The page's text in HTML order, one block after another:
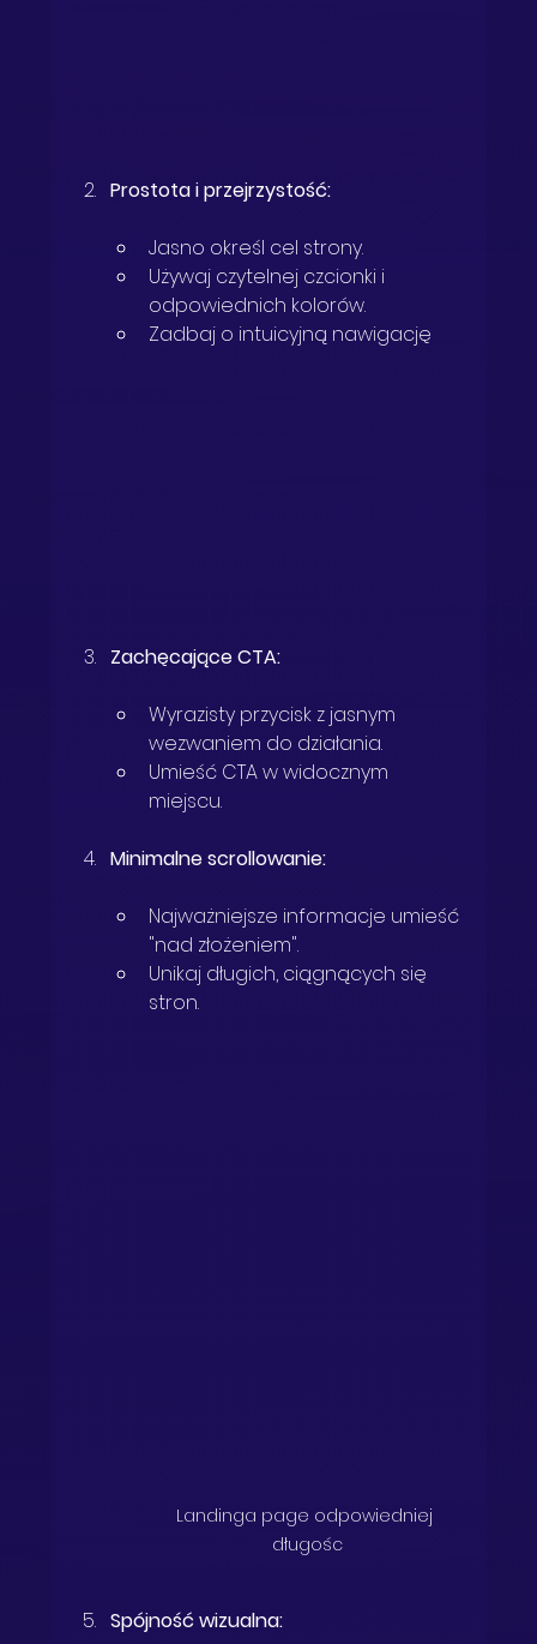
Prostota i przejrzystość:
Jasno określ cel strony.
Używaj czytelnej czcionki i
odpowiednich kolorów.
Zadbaj o intuicyjną nawigację
Zachęcające CTA:
Wyrazisty przycisk z jasnym
wezwaniem do działania.
Umieść CTA w widocznym
miejscu.
Minimalne scrollowanie:
Najważniejsze informacje umieść
"nad złożeniem".
Unikaj długich, ciągnących się
stron.
Landinga page odpowiedniej
długośc
Spójność wizualna: